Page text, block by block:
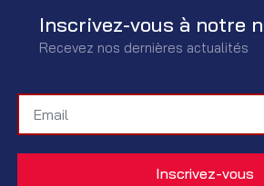
Inscrivez-vous à notre
Recevez nos dernières actualités